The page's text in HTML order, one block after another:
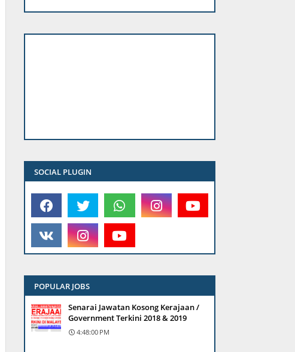
SOCIAL PLUGIN
POPULAR JOBS
Senarai Jawatan Kosong Kerajaan /
Government Terkini 2018 & 2019
4:48:00 PM